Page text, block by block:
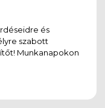
és
szabott
Munkanapokon